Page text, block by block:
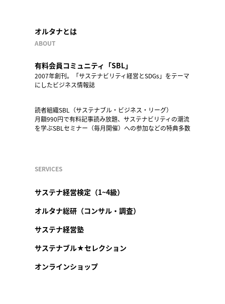
オルタナとは
ABOUT
有料会員コミュニティ「SBL」
2007年創刊。「サステナビリティ経営とSDGs」をテーマ
にしたビジネス情報誌
読者組織SBL（サステナブル・ビジネス・リーグ）
月額990円で有料記事読み放題、サステナビリティの潮流
を学ぶSBLセミナー（毎月開催）への参加などの特典多数
SERVICES
サステナ経営検定（1~4級）
オルタナ総研（コンサル・調査）
サステナ経営塾
サステナブル★セレクション
オンラインショップ